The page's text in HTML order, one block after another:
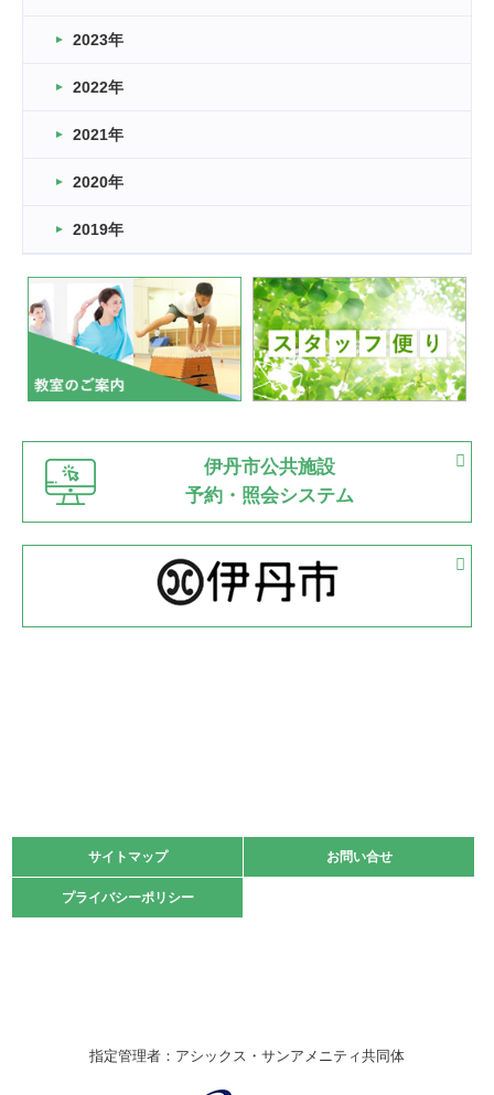
卒業・卒園の季節★
2026.03.11
緑ケ丘体育館
2022.11.03
緑ケ丘体育館
いたっぼーる大会☆彡
緑ケ丘体育館
2022.07.03
市内総合体育大会が開始
緑ケ丘体育館 猪名川運動広場
古池運動広場
2022.06.12
県知事杯争奪バレーボール大会が開催
緑ケ丘体育館
2022.05.05
体育協会長杯 バドミントン競技の部
2022.05.22
緑ケ丘体育館
2021.10.23
卓球選手権大会ラージボールの部開催☆
伊丹市総合体育大会 バレーボール大会が開催されました
2023年
2022年
2021年
2020年
2019年
伊丹市公共施設
予約・照会システム
サイトマップ お問い合せ
プライバシーポリシー
サイトマップ お問い合せ
プライバシーポリシー
指定管理者：アシックス・サンアメニティ共同体